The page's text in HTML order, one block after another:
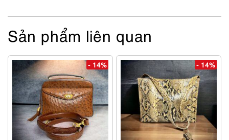
Sản phẩm liên quan
- 14% - 14%